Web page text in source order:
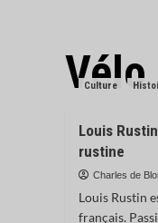
Vélo
Culture
Louis
rustine
Charles de
Louis Rustin
français.